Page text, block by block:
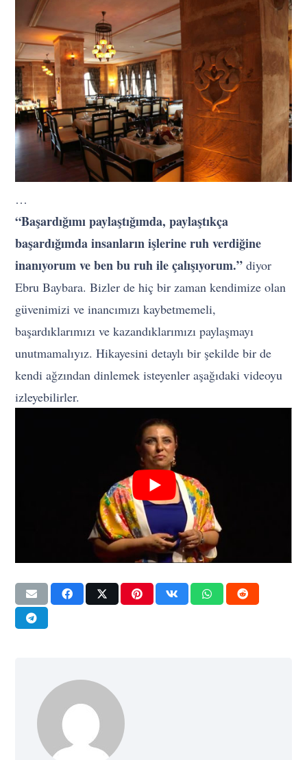
…
“Başardığımı paylaştığımda, paylaştıkça
başardığımda insanların işlerine ruh verdiğine
inanıyorum ve ben bu ruh ile çalışıyorum.” diyor
Ebru Baybara. Bizler de hiç bir zaman kendimize olan
güvenimizi ve inancımızı kaybetmemeli,
başardıklarımızı ve kazandıklarımızı paylaşmayı
unutmamalıyız. Hikayesini detaylı bir şekilde bir de
kendi ağzından dinlemek isteyenler aşağıdaki videoyu
izleyebilirler.